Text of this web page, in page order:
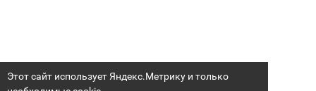
Этот сайт использует Яндекс.Метрику и только